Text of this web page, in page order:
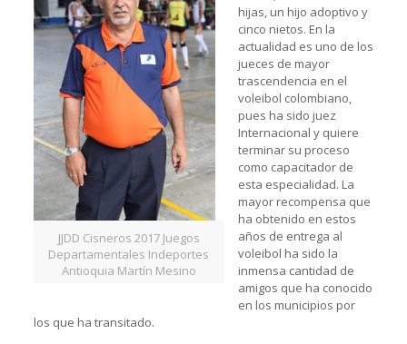
JJDD Cisneros 2017 Juegos
Departamentales Indeportes
Antioquia Martín Mesino
hijas, un hijo adoptivo y
cinco nietos. En la
actualidad es uno de los
jueces de mayor
trascendencia en el
voleibol colombiano,
pues ha sido juez
Internacional y quiere
terminar su proceso
como capacitador de
esta especialidad. La
mayor recompensa que
ha obtenido en estos
años de entrega al
voleibol ha sido la
inmensa cantidad de
amigos que ha conocido
en los municipios por
los que ha transitado.